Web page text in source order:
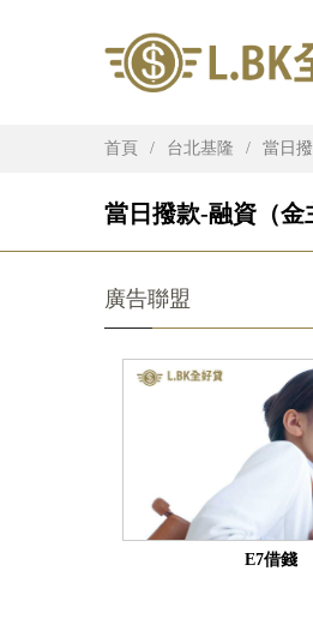
首頁 台北基隆 當日
當日撥款-融資（金
廣告聯盟
E7借錢